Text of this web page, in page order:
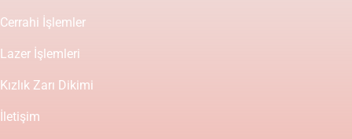
Cerrahi İşlemler
Lazer İşlemleri
Kızlık Zarı Dikimi
İletişim